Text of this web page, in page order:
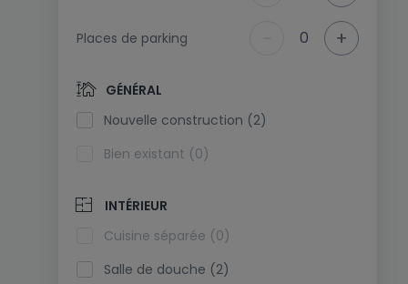
Places de parking 0 +
GÉNÉRAL
Nouvelle construction (2)
Bien existant (0)
INTÉRIEUR
Cuisine séparée (0)
Salle de douche (2)